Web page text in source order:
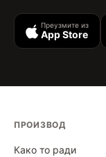
Преузмите из
App Store
ПРОИЗВОД
Како то ради